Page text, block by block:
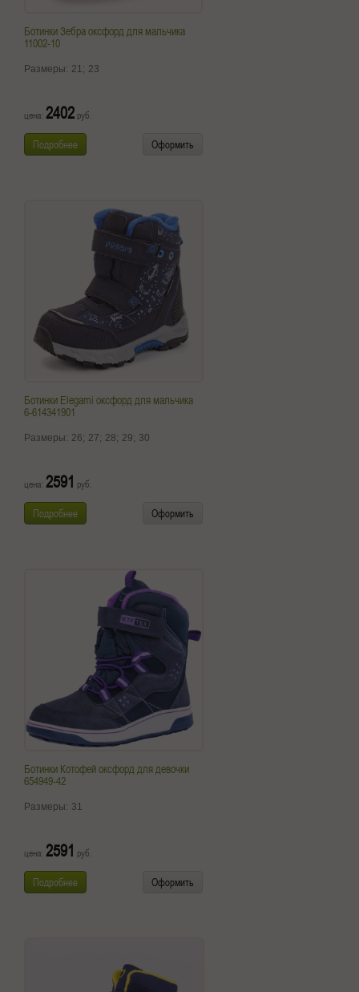
Ботинки Зебра оксфорд для мальчика
11002-10
Размеры: 21; 23
цена: 2402 руб.
Подробнее Оформить
Ботинки Elegami оксфорд для мальчика
6-614341901
Размеры: 26; 27; 28; 29; 30
цена: 2591 руб.
Подробнее Оформить
Ботинки Котофей оксфорд для девочки
654949-42
Размеры: 31
цена: 2591 руб.
Подробнее Оформить